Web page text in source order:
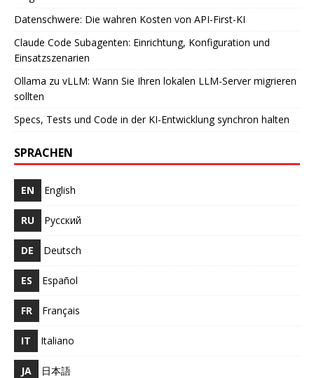
Datenschwere: Die wahren Kosten von API-First-KI
Claude Code Subagenten: Einrichtung, Konfiguration und
Einsatzszenarien
Ollama zu vLLM: Wann Sie Ihren lokalen LLM-Server migrieren
sollten
Specs, Tests und Code in der KI-Entwicklung synchron halten
SPRACHEN
EN English
RU Русский
DE Deutsch
ES Español
FR Français
IT Italiano
JA 日本語